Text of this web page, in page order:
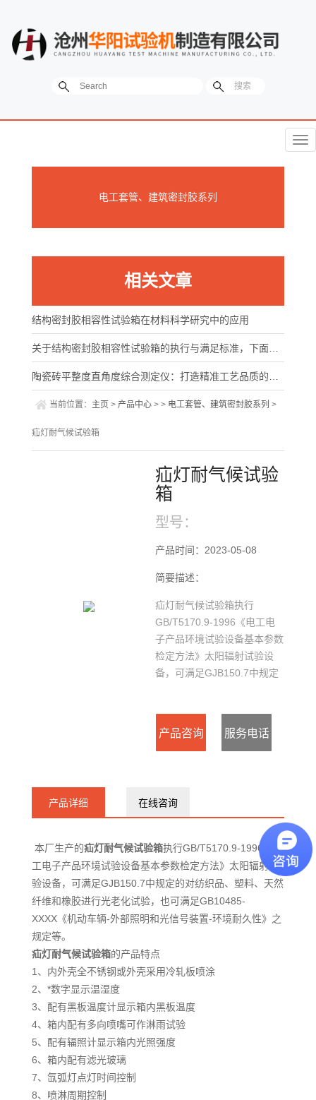
菜
电工套管、建筑密封胶系列
相关文章
结构密封胶相容性试验箱在材料科学研究中的应用
当前位置： 主页 > 产品中心 > > 电工套管、建筑密封胶系列 >
疝灯耐气候试验箱
疝灯耐气候试验
箱
型号：
产品时间：2023-05-08
简要描述：
疝灯耐气候试验箱执行
GB/T5170.9-1996《电工电
子产品环境试验设备基本参数
检定方法》太阳辐射试验设
备，可满足GJB150.7中规定
车辆-外部照明和光信号装置-
产品咨询 服务电话
产品详细 在线咨询
本厂生产的疝灯耐气候试验箱执行GB/T5170.9-1996《电
工电子产品环境试验设备基本参数检定方法》太阳辐射试
验设备，可满足GJB150.7中规定的对纺织品、塑料、天然
纤维和橡胶进行光老化试验，也可满足GB10485-
XXXX《机动车辆-外部照明和光信号装置-环境耐久性》之
规定等。
疝灯耐气候试验箱的产品特点
1、内外壳全不锈钢或外壳采用冷轧板喷涂
2、*数字显示温湿度
3、配有黑板温度计显示箱内黑板温度
4、箱内配有多向喷嘴可作淋雨试验
5、配有辐照计显示箱内光照强度
6、箱内配有滤光玻璃
7、氙弧灯点灯时间控制
8、喷淋周期控制